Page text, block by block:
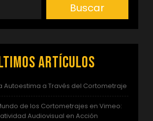
Buscar
artículos
Autoestima a Través del Cortometraje
de los Cortometrajes en Vimeo:
Audiovisual en Acción